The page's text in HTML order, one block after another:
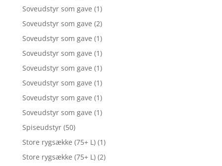
Soveudstyr som gave (1)
Soveudstyr som gave (2)
Soveudstyr som gave (1)
Soveudstyr som gave (1)
Soveudstyr som gave (1)
Soveudstyr som gave (1)
Soveudstyr som gave (1)
Soveudstyr som gave (1)
Spiseudstyr (50)
Store rygsække (75+ L) (1)
Store rygsække (75+ L) (2)